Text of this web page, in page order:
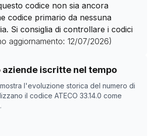
codice non sia ancora
codice primario da nessuna
Si consiglia di controllare i codici
aggiornamento: 12/07/2026)
aziende iscritte nel tempo
l'evoluzione storica del numero di
il codice ATECO 33.14.0 come
di aziende con codice ATECO
rilevazione
0